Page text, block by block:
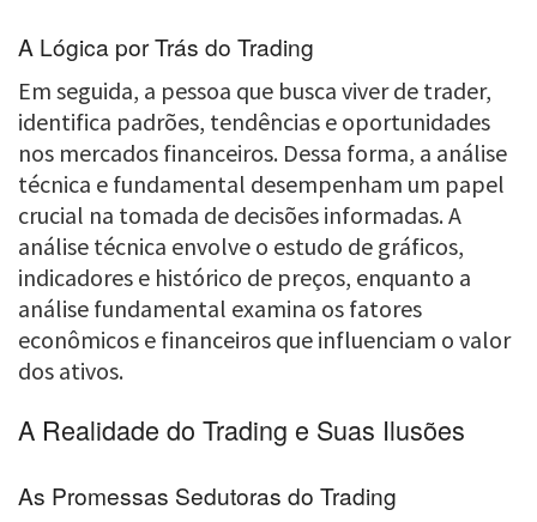
A Lógica por Trás do Trading
Em seguida, a pessoa que busca viver de trader,
identifica padrões, tendências e oportunidades
nos mercados financeiros. Dessa forma, a análise
técnica e fundamental desempenham um papel
crucial na tomada de decisões informadas. A
análise técnica envolve o estudo de gráficos,
indicadores e histórico de preços, enquanto a
análise fundamental examina os fatores
econômicos e financeiros que influenciam o valor
dos ativos.
A Realidade do Trading e Suas Ilusões
As Promessas Sedutoras do Trading